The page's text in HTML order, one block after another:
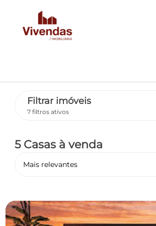
Filtrar imóveis
7 filtros ativos
5 Casas à venda
Mais relevantes